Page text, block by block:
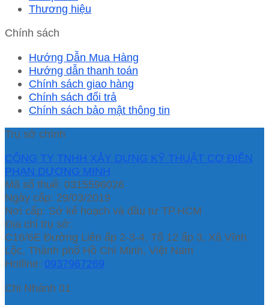
Thương hiệu
Chính sách
Hướng Dẫn Mua Hàng
Hướng dẫn thanh toán
Chính sách giao hàng
Chính sách đổi trả
Chính sách bảo mật thông tin
Trụ sở chính
CÔNG TY TNHH XÂY DỰNG KỸ THUẬT CƠ ĐIỆN
PHAN DƯƠNG MINH
Mã số thuế: 0315596026
Ngày cấp: 29/03/2019
Nơi cấp: Sở kế hoạch và đầu tư TP.HCM
Địa chỉ trụ sở:
C16/6E Đường Liên ấp 2-3-4, Tổ 12 ấp 3, Xã Vĩnh
Lộc, Thành phố Hồ Chí Minh, Việt Nam
Hotline: 0937967269
Chi Nhánh 01